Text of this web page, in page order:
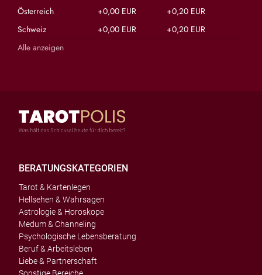
Österreich
+0,00 EUR
+0,20 EUR
Schweiz
+0,00 EUR
+0,20 EUR
Alle anzeigen
BERATUNGSKATEGORIEN
Tarot & Kartenlegen
Hellsehen & Wahrsagen
Astrologie & Horoskope
Medum & Channeling
Psychologische Lebensberatung
Beruf & Arbeitsleben
Liebe & Partnerschaft